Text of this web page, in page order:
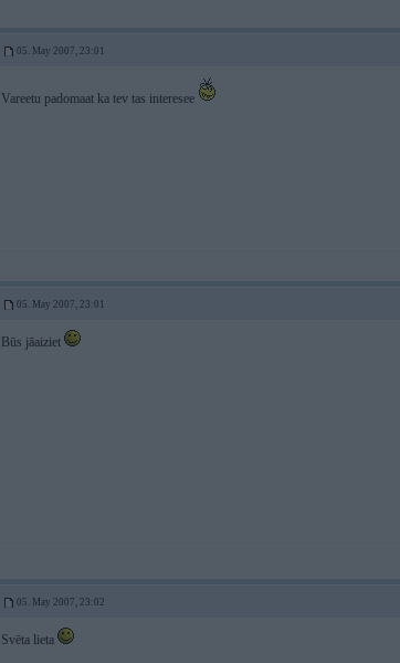
05. May 2007, 23:01
Vareetu padomaat ka tev tas interesee
05. May 2007, 23:01
Būs jāaiziet
05. May 2007, 23:02
Svēta lieta